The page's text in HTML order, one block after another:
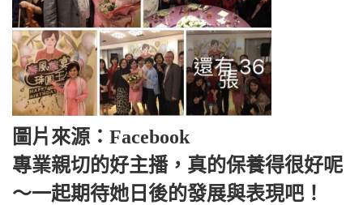
圖片來源：Facebook
專業親切的好主播，真的保養得很好呢
～一起期待她日後的發展與表現吧！